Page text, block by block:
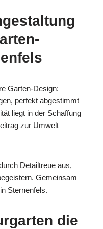
Garten-Design:
perfekt abgestimmt
liegt in der Schaffung
zur Umwelt
Detailtreue aus,
Gemeinsam
Sternenfels.
die